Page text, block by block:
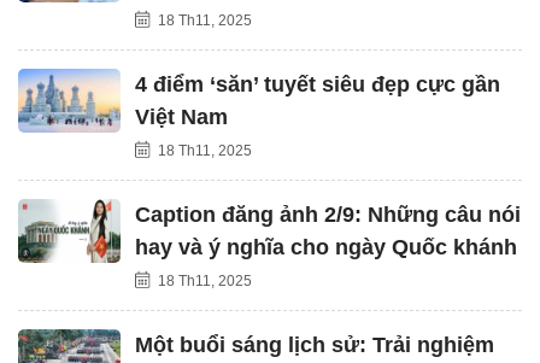
18 Th11, 2025
4 điểm ‘săn’ tuyết siêu đẹp cực gần
Việt Nam
18 Th11, 2025
Caption đăng ảnh 2/9: Những câu nói
hay và ý nghĩa cho ngày Quốc khánh
18 Th11, 2025
Một buổi sáng lịch sử: Trải nghiệm